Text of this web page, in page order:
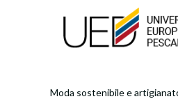
Moda sostenibile e